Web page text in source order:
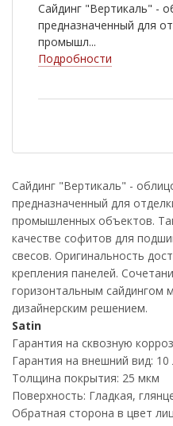
Сайдинг "Вертикаль" -
предназначенный для
промышл...
Подробности
Сайдинг "Вертикаль" -
предназначенный для
промышленных объектов.
качестве софитов для
свесов. Оригинальность
крепления панелей.
горизонтальным сайдингом
дизайнерским решением.
Satin
Гарантия на сквозную
Гарантия на внешний вид: 10
Толщина покрытия: 25 мкм
Поверхность: Гладкая,
Обратная сторона в цвет